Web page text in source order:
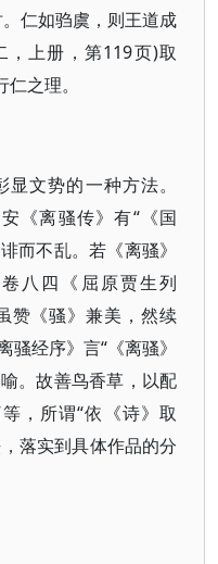
仁如驺虞，则王道成
，上册，第119页)取
之理。
文势的一种方法。
《离骚传》有“《国
而不乱。若《离骚》
八四《屈原贾生列
赞《骚》兼美，然续
骚经序》言“《离骚》
。故善鸟香草，以配
，所谓“依《诗》取
落实到具体作品的分